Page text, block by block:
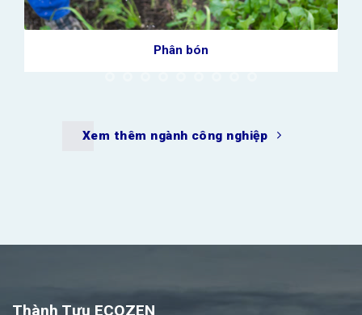
Cấp thoát nước
Từ khi thành lập vào năm 2008, hành trình của Ecozen là